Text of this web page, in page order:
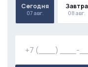
Сегодня
07 авг.
Завтра
08 авг.